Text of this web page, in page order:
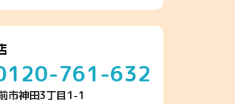
761-632
市神田3丁目1-1